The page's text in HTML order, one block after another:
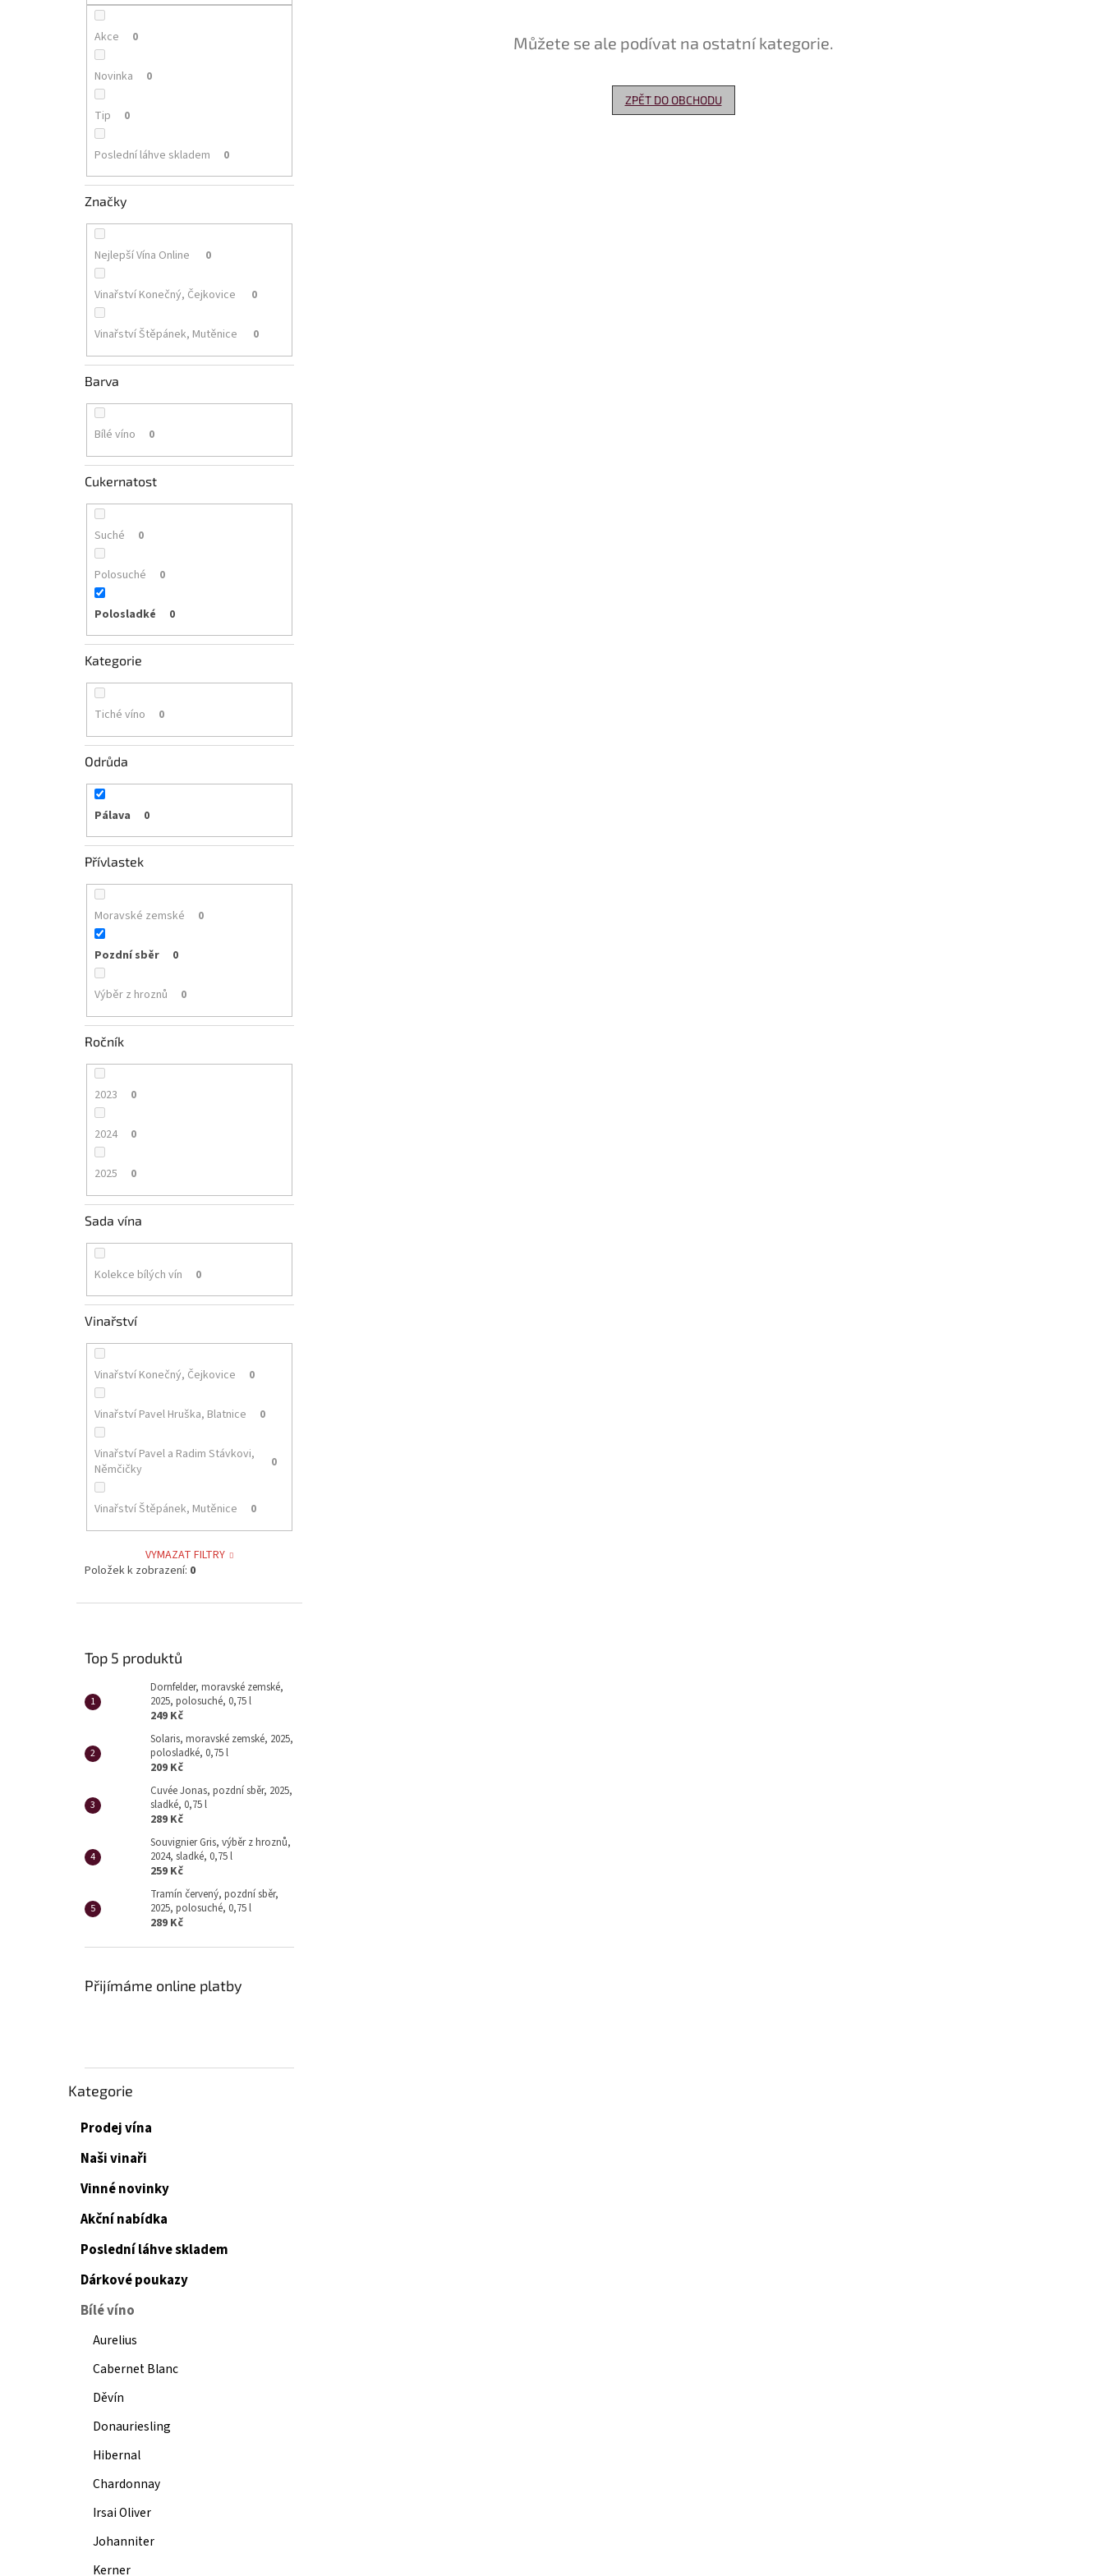
Akce 0
Novinka 0
Tip 0
Poslední láhve skladem 0
Značky
Nejlepší Vína Online 0
Vinařství Konečný, Čejkovice 0
Vinařství Štěpánek, Mutěnice 0
Barva
Bílé víno 0
Cukernatost
Suché 0
Polosuché 0
Polosladké 0
Kategorie
Tiché víno 0
Odrůda
Pálava 0
Přívlastek
Moravské zemské 0
Pozdní sběr 0
Výběr z hroznů 0
Ročník
2023 0
2024 0
2025 0
Sada vína
Kolekce bílých vín 0
Vinařství
Vinařství Konečný, Čejkovice 0
Vinařství Pavel Hruška, Blatnice 0
Vinařství Pavel a Radim Stávkovi,
Němčičky
0
Vinařství Štěpánek, Mutěnice 0
VYMAZAT FILTRY
Položek k zobrazení: 0
Top 5 produktů
Dornfelder, moravské zemské,
2025, polosuché, 0,75 l
249 Kč
Solaris, moravské zemské, 2025,
polosladké, 0,75 l
209 Kč
Cuvée Jonas, pozdní sběr, 2025,
sladké, 0,75 l
289 Kč
Souvignier Gris, výběr z hroznů,
2024, sladké, 0,75 l
259 Kč
Tramín červený, pozdní sběr,
2025, polosuché, 0,75 l
289 Kč
Přijímáme online platby
Přeskočit
kategorie
Kategorie
Prodej vína
Naši vinaři
Vinné novinky
Akční nabídka
Poslední láhve skladem
Dárkové poukazy
Bílé víno
Aurelius
Cabernet Blanc
Děvín
Donauriesling
Hibernal
Chardonnay
Irsai Oliver
Johanniter
Kerner
Můžete se ale podívat na ostatní kategorie.
ZPĚT DO OBCHODU